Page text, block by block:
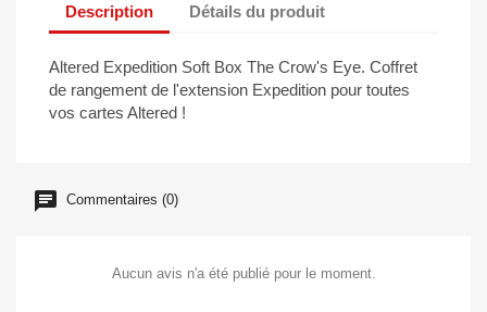
Description Détails du produit
Altered Expedition Soft Box The Crow's Eye. Coffret
de rangement de l'extension Expedition pour toutes
vos cartes Altered !
Commentaires (0)
Aucun avis n'a été publié pour le moment.